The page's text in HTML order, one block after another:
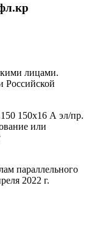
лицами.
Российской
150х16 А эл/пр.
или
параллельного
2022 г.